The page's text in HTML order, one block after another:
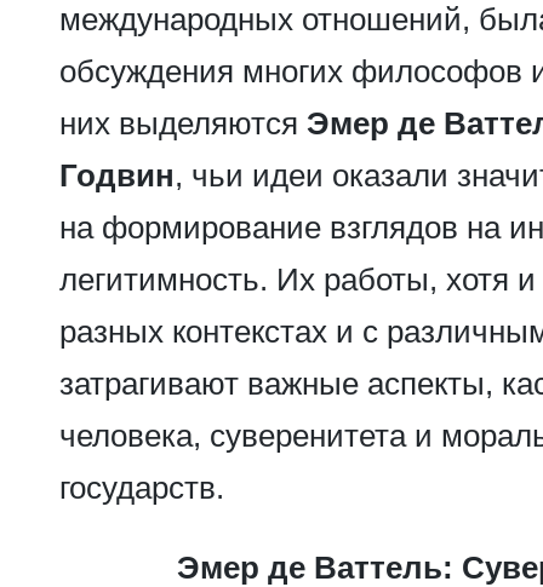
международных отношений,
обсуждения многих философов
них выделяются Эмер де
Годвин, чьи идеи оказали
на формирование взглядов на
легитимность. Их работы, хотя
разных контекстах и с
затрагивают важные аспекты,
человека, суверенитета и
государств.
Эмер де Ваттель: